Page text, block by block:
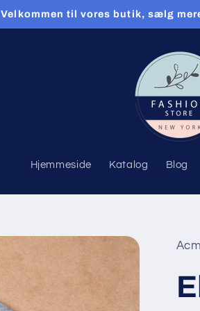
Velkommen til vores butik, sælg
Hjemmeside Katalog Blog